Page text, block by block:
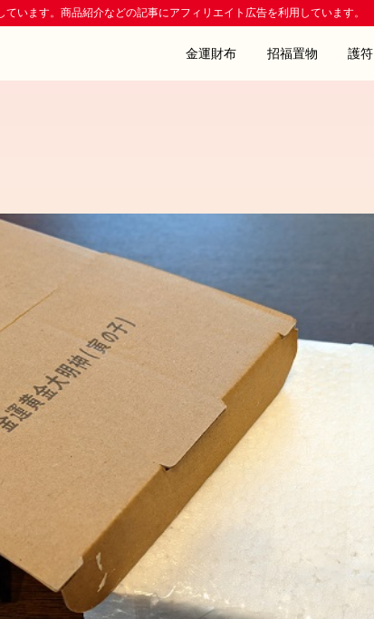
います。商品紹介などの記事にアフィリエイト広告を利用しています。
金運財布 招福置物 護符